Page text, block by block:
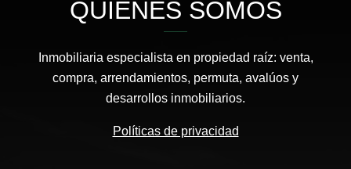
QUIÉNES SOMOS
Inmobiliaria especialista en propiedad raíz: venta,
compra, arrendamientos, permuta, avalúos y
desarrollos inmobiliarios.
Políticas de privacidad